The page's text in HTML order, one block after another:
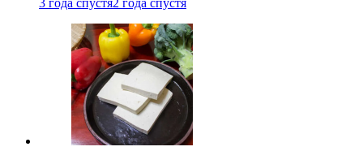
3 года спустя2 года спустя